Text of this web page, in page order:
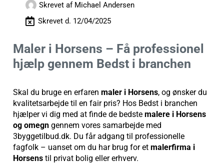
Skrevet afMichael Andersen
Skrevet d. 12/04/2025
Maler i Horsens – Få professionel
hjælp gennem Bedst i branchen
Skal du bruge en erfaren maler i Horsens, og ønsker du
kvalitetsarbejde til en fair pris? Hos Bedst i branchen
hjælper vi dig med at finde de bedste malere i Horsens
og omegn gennem vores samarbejde med
3byggetilbud.dk. Du får adgang til professionelle
fagfolk – uanset om du har brug for et malerfirma i
Horsens til privat bolig eller erhverv.